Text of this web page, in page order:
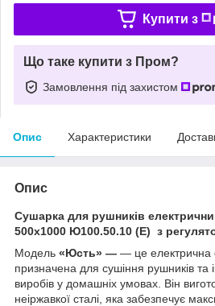
Купити з
Що таке купити з Пром?
Замовлення під захистом
Опис Характеристики
Опис
Сушарка для рушників
500x1000 Ю100.50.10 (Е) з
Модель «Юсть» — — це електрична
призначена для сушіння рушників та
виробів у домашніх умовах. Він
неіржавкої сталі, яка забезпечує